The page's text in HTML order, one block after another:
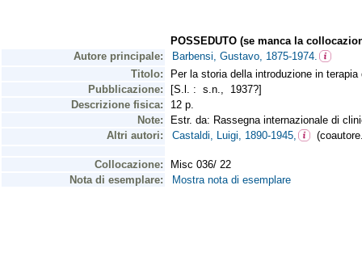
POSSEDUTO (se manca la
Autore principale:
Barbensi, Gustavo, 1875-1974.
Titolo:
Per la storia della introduzione in
Pubblicazione:
[S.l. : s.n., 1937?]
Descrizione fisica:
12 p.
Note:
Estr. da: Rassegna internazionale di
Altri autori:
Castaldi, Luigi, 1890-1945,
Collocazione:
Misc 036/ 22
Nota di esemplare:
Mostra nota di esemplare